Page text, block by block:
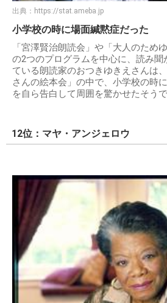
出典： https://stat.ameba.jp
小学校の時に場面緘黙症だった
「宮澤賢治朗読会」や「大人のため
の2つのプログラムを中心に、読み聞
ている朗読家のおつきゆきえさんは
さんの絵本会」の中で、小学校の時
を自ら告白して周囲を驚かせたそうで
12位：マヤ・アンジェロウ